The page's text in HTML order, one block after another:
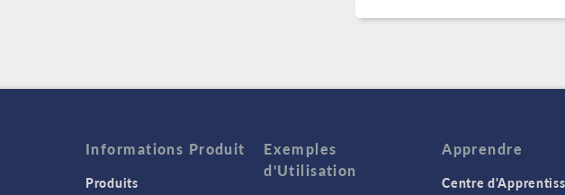
Informations Produit
Produits
Exemples
d'Utilisation
Apprendre
Centre